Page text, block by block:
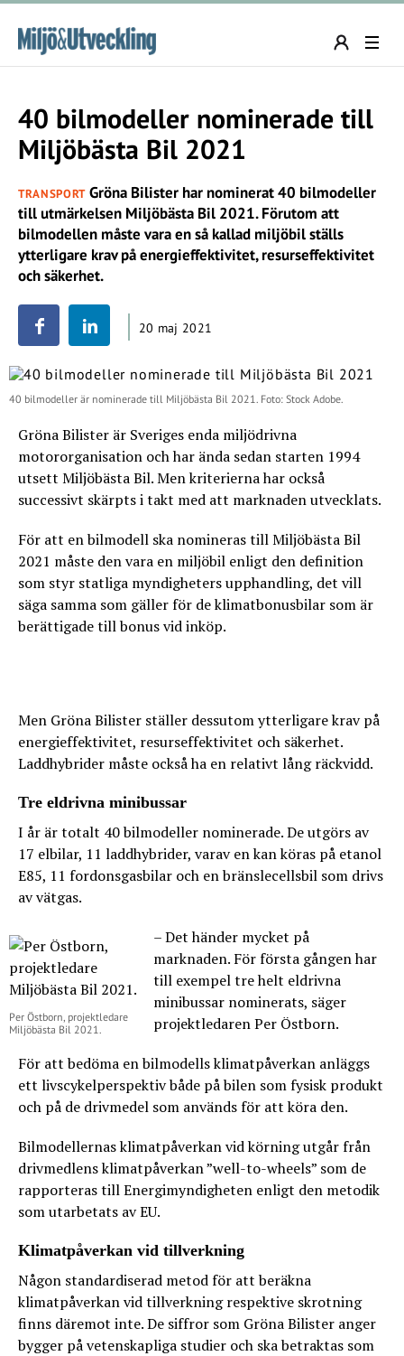
40 bilmodeller nominerade till
Miljöbästa Bil 2021
TRANSPORTGröna Bilister har nominerat 40 bilmodeller
till utmärkelsen Miljöbästa Bil 2021. Förutom att
bilmodellen måste vara en så kallad miljöbil ställs
ytterligare krav på energieffektivitet, resurseffektivitet
och säkerhet.
20 maj 2021
40 bilmodeller är nominerade till Miljöbästa Bil 2021. Foto: Stock Adobe.
Gröna Bilister är Sveriges enda miljödrivna
motororganisation och har ända sedan starten 1994
utsett Miljöbästa Bil. Men kriterierna har också
successivt skärpts i takt med att marknaden utvecklats.
För att en bilmodell ska nomineras till Miljöbästa Bil
2021 måste den vara en miljöbil enligt den definition
som styr statliga myndigheters upphandling, det vill
säga samma som gäller för de klimatbonusbilar som är
berättigade till bonus vid inköp.
Men Gröna Bilister ställer dessutom ytterligare krav på
energieffektivitet, resurseffektivitet och säkerhet.
Laddhybrider måste också ha en relativt lång räckvidd.
Tre eldrivna minibussar
I år är totalt 40 bilmodeller nominerade. De utgörs av
17 elbilar, 11 laddhybrider, varav en kan köras på etanol
E85, 11 fordonsgasbilar och en bränslecellsbil som drivs
av vätgas.
Per Östborn, projektledare
Miljöbästa Bil 2021.
– Det händer mycket på
marknaden. För första gången har
till exempel tre helt eldrivna
minibussar nominerats, säger
projektledaren Per Östborn.
För att bedöma en bilmodells klimatpåverkan anläggs
ett livscykelperspektiv både på bilen som fysisk produkt
och på de drivmedel som används för att köra den.
Bilmodellernas klimatpåverkan vid körning utgår från
drivmedlens klimatpåverkan ”well-to-wheels” som de
rapporteras till Energimyndigheten enligt den metodik
som utarbetats av EU.
Klimatpåverkan vid tillverkning
Någon standardiserad metod för att beräkna
klimatpåverkan vid tillverkning respektive skrotning
finns däremot inte. De siffror som Gröna Bilister anger
bygger på vetenskapliga studier och ska betraktas som